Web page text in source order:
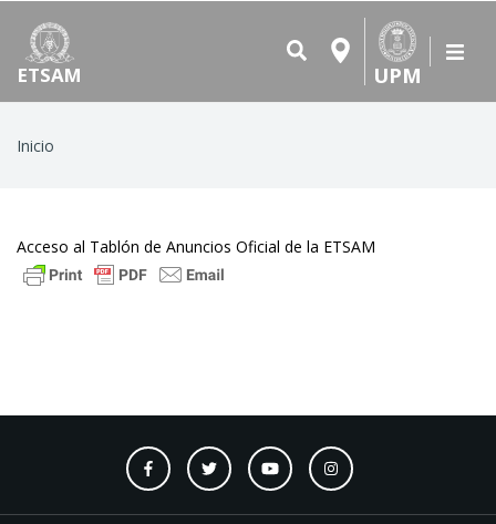
ETSAM UPM
Ruta
Inicio
Acceso al Tablón de Anuncios Oficial de la ETSAM